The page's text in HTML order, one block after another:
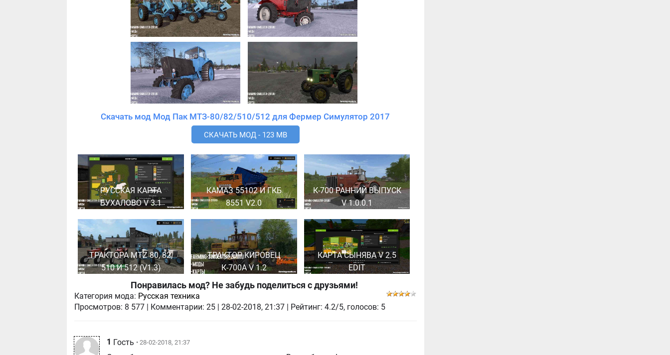
Скачать мод Мод Пак МТЗ-80/82/510/512 для Фермер Симулятор 2017
СКАЧАТЬ МОД - 123 MB
РУССКАЯ КАРТА
БУХАЛОВО V 3.1
КАМАЗ 55102 И ГКБ
8551 V2.0
К-700 РАННИЙ ВЫПУСК
V 1.0.0.1
ТРАКТОРА MTZ 80, 82,
510 И 512 (V1.3)
ТРАКТОР КИРОВЕЦ
К-700А V 1.2
КАРТА СЫНЯВА V 2.5
EDIT
Понравилась мод? Не забудь поделиться с друзьями!
Категория мода: Русская техника
Просмотров: 8 577 Комментарии: 25 |28-02-2018, 21:37 | Рейтинг: 4.2/5, голосов: 5
1 Гость • 28-02-2018, 21:37